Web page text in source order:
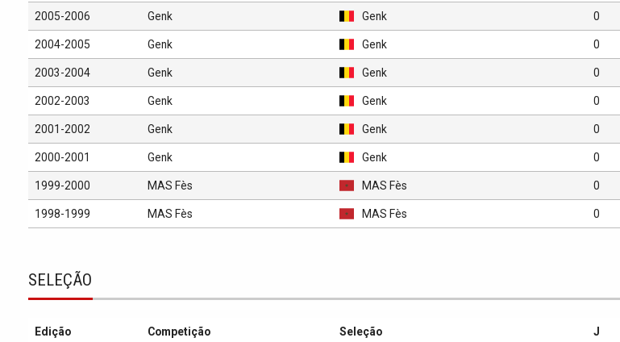
2005-2006 Genk Genk 0
2004-2005 Genk Genk 0
2003-2004 Genk Genk 0
2002-2003 Genk Genk 0
2001-2002 Genk Genk 0
2000-2001 Genk Genk 0
1999-2000 MAS Fès MAS Fès 0
1998-1999 MAS Fès MAS Fès 0
SELEÇÃO
Edição Competição Seleção J